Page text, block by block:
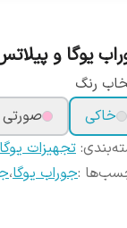
یوگا و پیلاتس
رنگ
خاکی
صورتی
: تجهیزات
:جوراب یوگا،